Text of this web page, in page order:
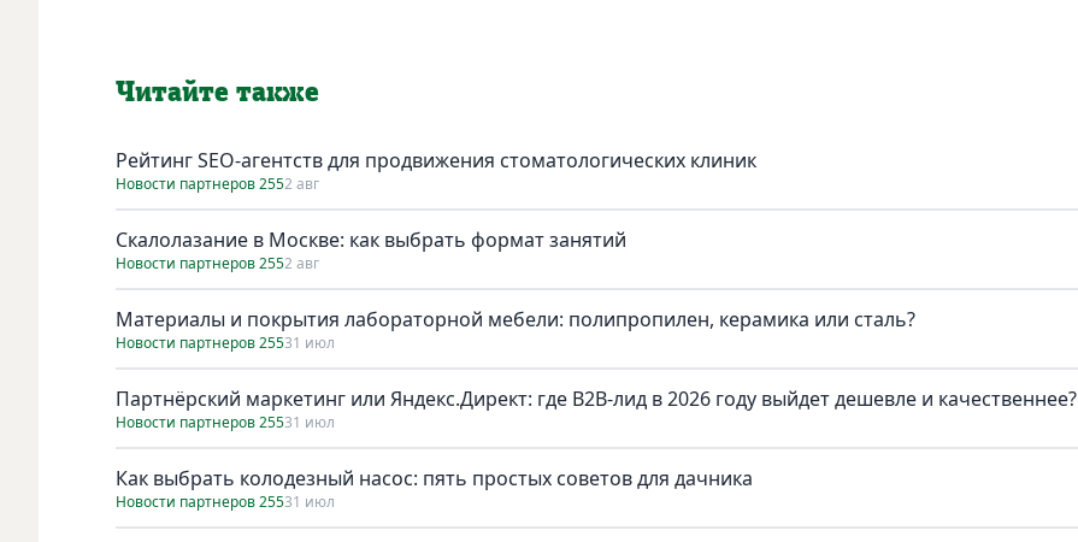
Читайте также
Рейтинг SEO-агентств для продвижения стоматологических клиник
Новости партнеров 2552 авг
Скалолазание в Москве: как выбрать формат занятий
Новости партнеров 2552 авг
Материалы и покрытия лабораторной мебели: полипропилен, керамика или сталь?
Новости партнеров 25531 июл
Партнёрский маркетинг или Яндекс.Директ: где B2B-лид в 2026 году выйдет дешевле и качественнее?
Новости партнеров 25531 июл
Как выбрать колодезный насос: пять простых советов для дачника
Новости партнеров 25531 июл